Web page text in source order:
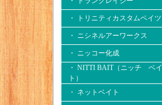
・ トリニティカスタムベイツ
・ ニシネルアーワークス
・ ニッコー化成
・ NITTI BAIT（ニッチ ベイ
ト）
・ ネットベイト